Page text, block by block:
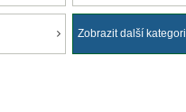
Zobrazit další